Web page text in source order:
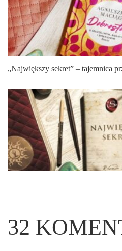
„Największy sekret” – tajemnica
32